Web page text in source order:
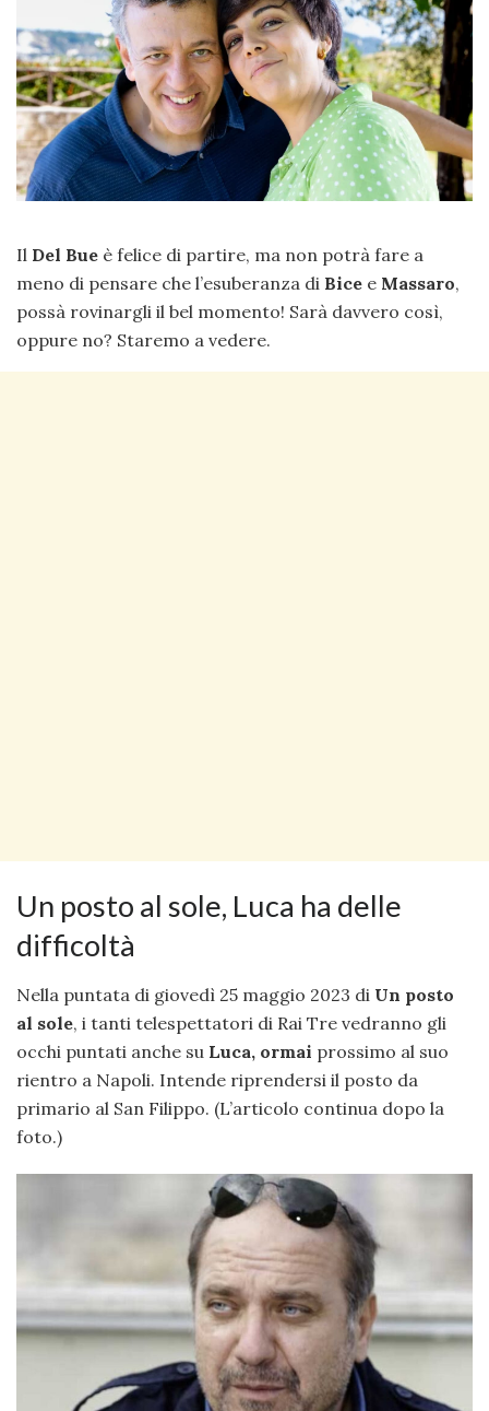
Il Del Bue è felice di partire, ma non potrà fare a
meno di pensare che l’esuberanza di Bice e Massaro,
possà rovinargli il bel momento! Sarà davvero così,
oppure no? Staremo a vedere.
Un posto al sole, Luca ha delle
difficoltà
Nella puntata di giovedì 25 maggio 2023 di Un posto
al sole, i tanti telespettatori di Rai Tre vedranno gli
occhi puntati anche su Luca, ormai prossimo al suo
rientro a Napoli. Intende riprendersi il posto da
primario al San Filippo. (L’articolo continua dopo la
foto.)